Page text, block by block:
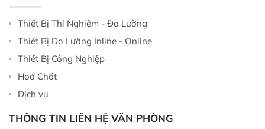
Thiết Bị Thí Nghiệm - Đo Lường
Thiết Bị Đo Lường Inline - Online
Thiết Bị Công Nghiệp
Hoá Chất
Dịch vụ
THÔNG TIN LIÊN HỆ VĂN PHÒNG